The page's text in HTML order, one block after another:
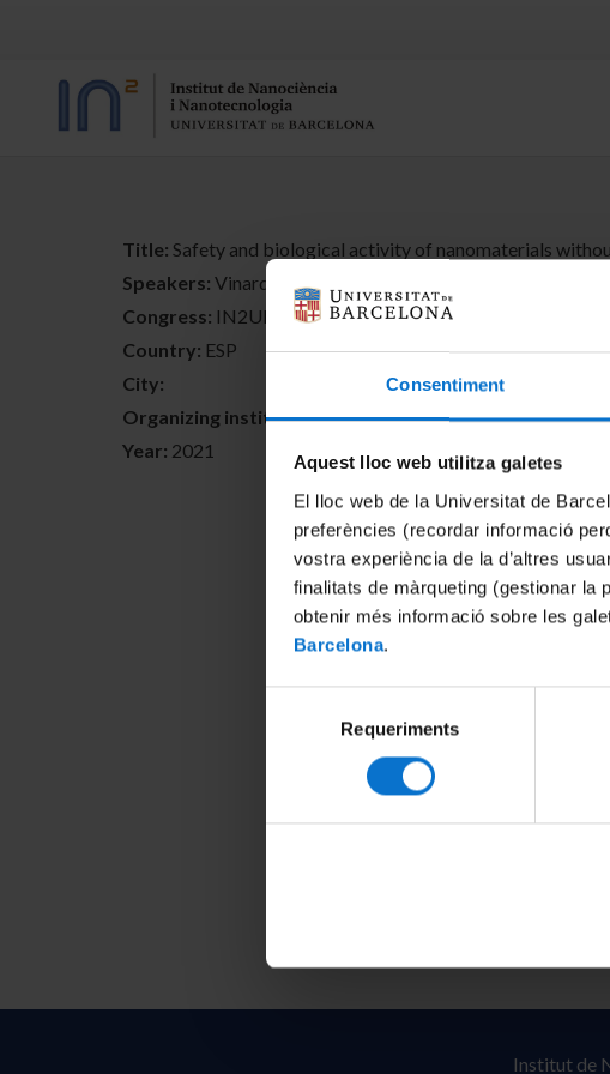
Consentiment
Aquest lloc web utilitza galetes
El lloc web de la Universitat de
preferències (recordar informació
vostra experiència de la d’altres
finalitats de màrqueting (gestionar la
obtenir més informació sobre les
Barcelona.
consentiment
Requeriments
Title: Safety and biological activity of nanomaterials
Speakers: Vinardel, M.P.; Mitjans, M.
Congress: IN2UB 2021 Virtual Meeting
Country: ESP
City:
Organizing institutions:Institut de Nanociència i
Year: 2021
Institut de